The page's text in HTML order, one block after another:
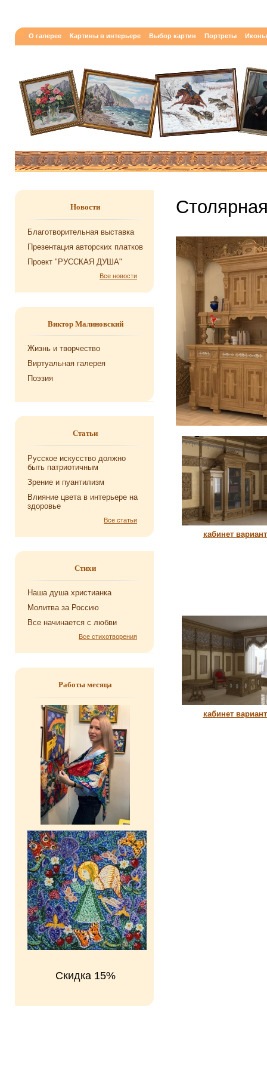
О галерее Картины в интерьере Выбор картин Портреты Иконы
Новости
Благотворительная выставка
Презентация авторских платков
Проект "РУССКАЯ ДУША"
Все новости
Виктор Малиновский
Жизнь и творчество
Виртуальная галерея
Поэзия
Статьи
Русское искусство должно
быть патриотичным
Зрение и пуантилизм
Влияние цвета в интерьере на
здоровье
Все статьи
Стихи
Наша душа хри­сти­ан­ка
Мо­лит­ва за Рос­сию
Все на­чи­на­ет­ся с любви
Все стихотворения
Работы месяца
Скидка 15%
кабинет
кабинет